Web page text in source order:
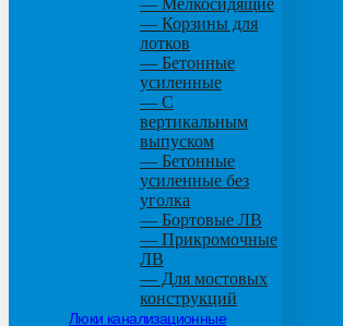
— Корзины для
лотков
— Бетонные
усиленные
— С
вертикальным
выпуском
— Бетонные
усиленные без
уголка
— Бортовые ЛВ
— Прикромочные
ЛВ
— Для мостовых
конструкций
Люки канализационные